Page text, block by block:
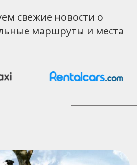
свежие новости о
маршруты и места